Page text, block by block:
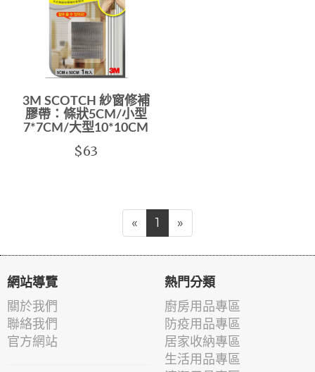
3M SCOTCH 紗窗修補
膠帶：條狀5CM/小型
7*7CM/大型10*10CM
$63
« 1 »
網站導覽
關於我們
聯絡我們
官方網站
熱門分類
廚房用品專區
防疫用品專區
居家收納專區
生活用品專區